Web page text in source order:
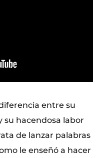
entre su
hacendosa labor
de lanzar palabras
le enseñó a hacer